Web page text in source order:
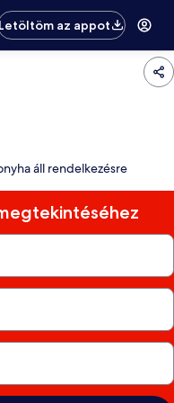
az appot
áll rendelkezésre